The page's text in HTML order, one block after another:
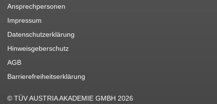
Ansprechpersonen
Impressum
Datenschutzerklärung
Hinweisgeberschutz
AGB
Barrierefreiheitserklärung
© TÜV AUSTRIA AKADEMIE GMBH 2026